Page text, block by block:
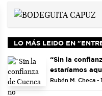
LO MÁS LEIDO EN
“Sin la
estaríamos
Rubén M. Checa